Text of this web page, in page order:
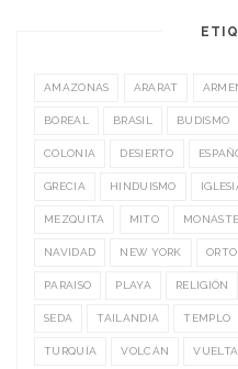
AMAZONAS ARARAT
BOREAL BRASIL BUDISMO
COLONIA DESIERTO
GRECIA HINDUISMO
MEZQUITA MITO
NAVIDAD NEW YORK
PARAISO PLAYA RELIGIÓN
SEDA TAILANDIA TEMPLO
TURQUÍA VOLCÁN VUELTA